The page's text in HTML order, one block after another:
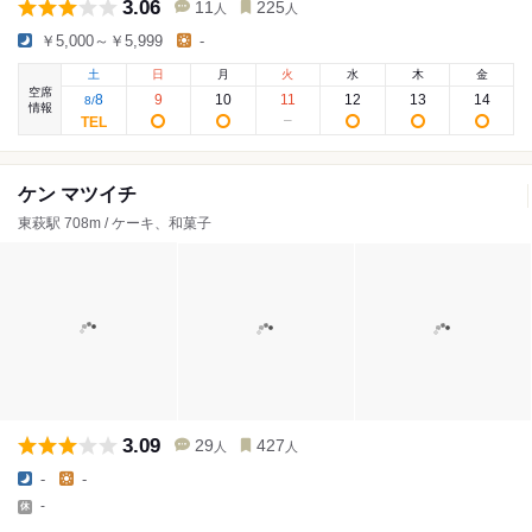
3.06 11 人 225 人
￥5,000～￥5,999 -
空席
情報
土
8/8
日
9
月
10
火
11
水
12
木
13
金
14
ケン マツイチ
東萩駅 708m / ケーキ、和菓子
3.09 29 人 427 人
- -
-